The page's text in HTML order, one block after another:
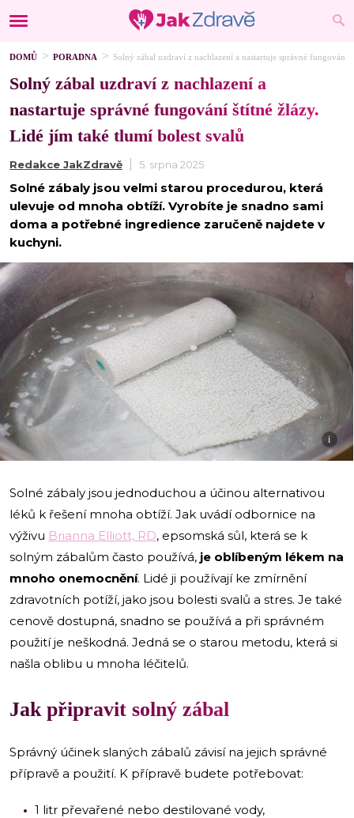
DOMŮ PORADNA Solný zábal uzdraví z nachlazení a nastartuje správné
Solný zábal uzdraví z nachlazení a
nastartuje správné fungování štítné žlázy.
Lidé jím také tlumí bolest svalů
Redakce JakZdravě 5. srpna 2025
Solné zábaly jsou velmi starou procedurou, která
ulevuje od mnoha obtíží. Vyrobíte je snadno sami
doma a potřebné ingredience zaručeně najdete v
kuchyni.
i
Solné zábaly jsou jednoduchou a účinou alternativou
léků k řešení mnoha obtíží. Jak uvádí odbornice na
výživu Brianna Elliott, RD, epsomská sůl, která se k
solným zábalům často používá, je oblíbeným lékem na
mnoho onemocnění. Lidé ji používají ke zmírnění
zdravotních potíží, jako jsou bolesti svalů a stres. Je také
cenově dostupná, snadno se používá a při správném
použití je neškodná. Jedná se o starou metodu, která si
našla oblibu u mnoha léčitelů.
Jak připravit solný zábal
Správný účinek slaných zábalů závisí na jejich správné
přípravě a použití. K přípravě budete potřebovat:
1 litr převařené nebo destilované vody,